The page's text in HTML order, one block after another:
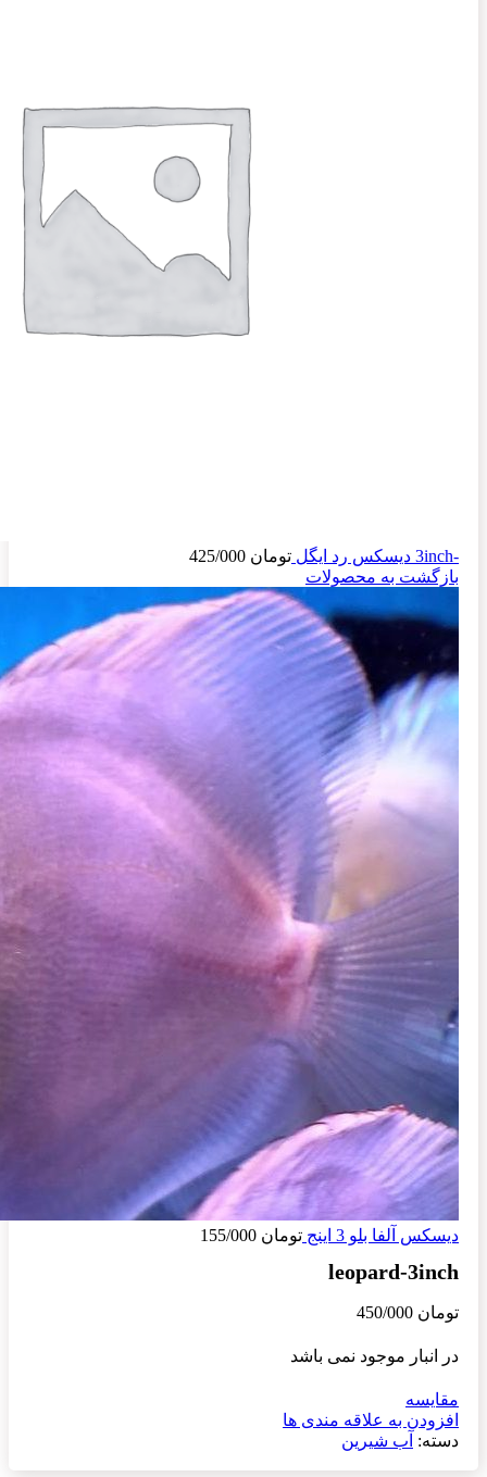
-3inch دیسکس رد ایگل تومان
بازگشت به محصولات
دیسکس آلفا بلو 3 اینج تومان
leopard-3inch
تومان
در انبار موجود نمی باشد
مقایسه
افزودن به علاقه مندی ها
دسته: آب شیرین